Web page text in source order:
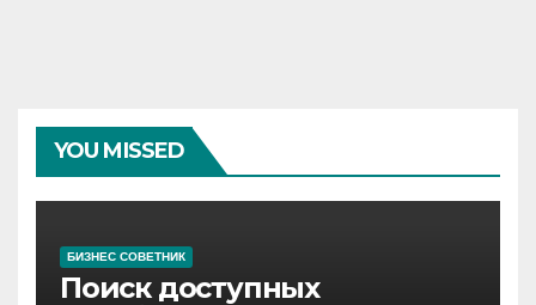
YOU MISSED
БИЗНЕС СОВЕТНИК
Поиск доступных